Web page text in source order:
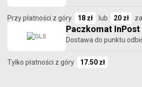
Przy płatności z góry 18 zł lub 20 zł
Paczkomat InPost
Dostawa do punktu
Tylko płatności z góry 17.50 zł